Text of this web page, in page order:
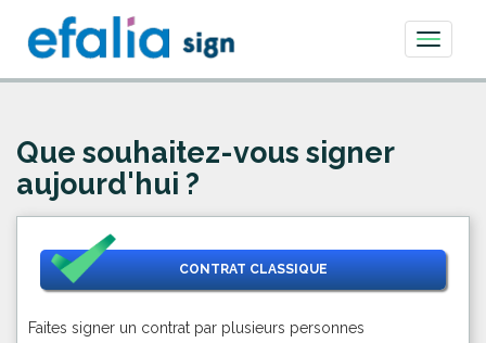
Toggle
Que souhaitez-vous signer
aujourd'hui ?
CONTRAT CLASSIQUE
Faites signer un contrat par plusieurs personnes